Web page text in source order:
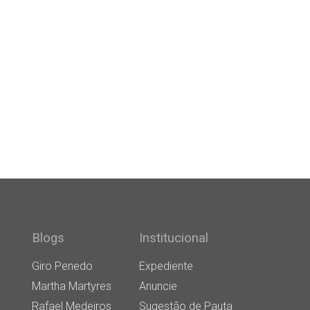
Blogs
Giro Penedo
Martha Martyres
Rafael Medeiros
Institucional
Expediente
Anuncie
Sugestão de Pauta